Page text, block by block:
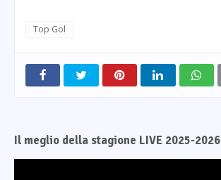
Top Gol
Il meglio della stagione LIVE 2025-2026